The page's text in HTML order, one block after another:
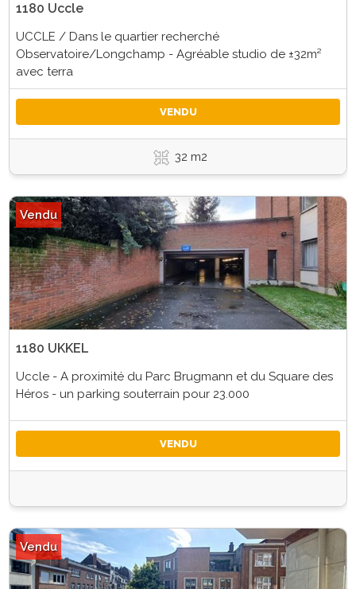
1180 Uccle
UCCLE / Dans le quartier recherché
Observatoire/Longchamp - Agréable studio de ±32m²
avec terra
VENDU
32 m2
Vendu
1180 UKKEL
Uccle - A proximité du Parc Brugmann et du Square des
Héros - un parking souterrain pour 23.000
VENDU
Vendu